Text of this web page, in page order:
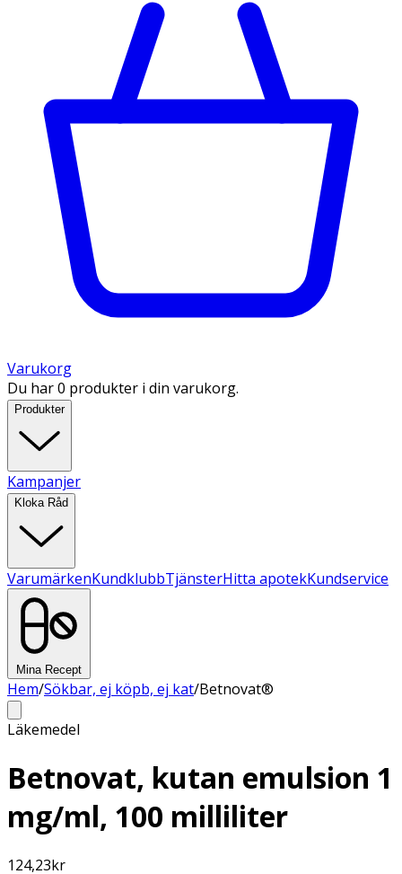
Varukorg
Du har 0 produkter i din varukorg.
Produkter
Kampanjer
Kloka Råd
VarumärkenKundklubbTjänsterHitta apotekKundservice
Mina Recept
Hem/Sökbar, ej köpb, ej kat/Betnovat®
Läkemedel
Betnovat, kutan emulsion 1
mg/ml, 100 milliliter
124,23kr